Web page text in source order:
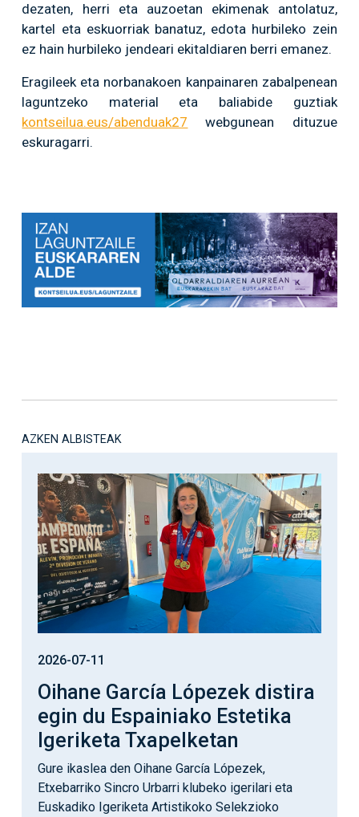
dezaten, herri eta auzoetan ekimenak antolatuz,
kartel eta eskuorriak banatuz, edota hurbileko zein
ez hain hurbileko jendeari ekitaldiaren berri emanez.
Eragileek eta norbanakoen kanpainaren zabalpenean
laguntzeko material eta baliabide guztiak
kontseilua.eus/abenduak27 webgunean dituzue
eskuragarri.
AZKEN ALBISTEAK
Irudia
2026-07-11
Oihane García Lópezek distira
egin du Espainiako Estetika
Igeriketa Txapelketan
Gure ikaslea den Oihane García Lópezek,
Etxebarriko Sincro Urbarri klubeko igerilari eta
Euskadiko Igeriketa Artistikoko Selekzioko